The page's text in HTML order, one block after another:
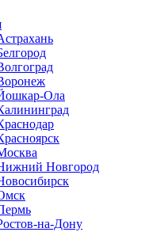
Ола
Новгород
на-Дону